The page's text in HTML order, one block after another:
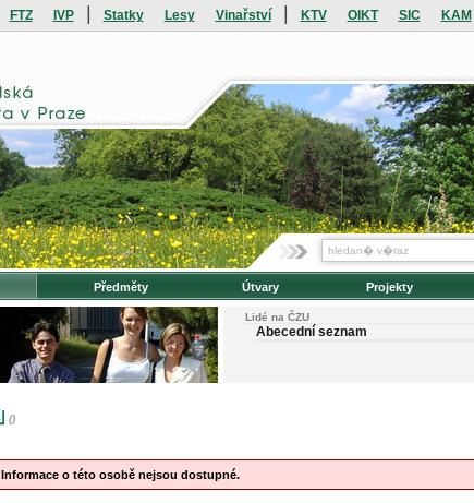
FTZ IVP Statky Lesy Vinařství KTV OIKT SIC KAM
Předměty Útvary Projekty
Lidé na ČZU
Abecední seznam
()
Informace o této osobě nejsou dostupné.